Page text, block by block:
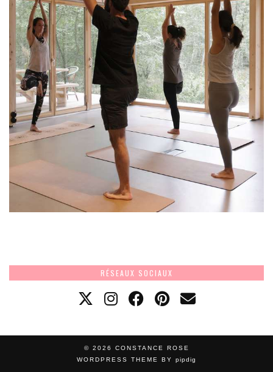
RÉSEAUX SOCIAUX
© 2026 CONSTANCE ROSE
WORDPRESS THEME BY pipdig